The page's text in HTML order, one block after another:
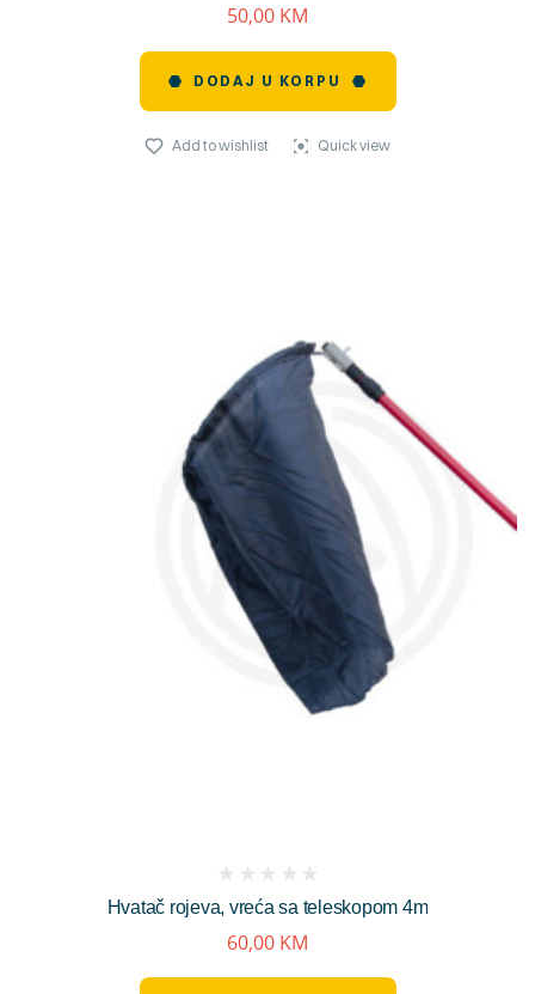
50,00 KM
DODAJ U KORPU
Add to wishlist Quick view
Hvatač rojeva, vreća sa teleskopom 4m
reviews)
60,00 KM